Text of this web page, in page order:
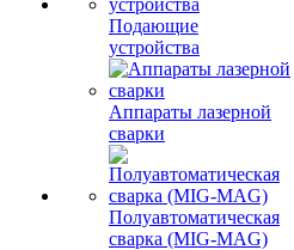
Подающие
устройства
Аппараты лазерной
сварки
Полуавтоматическая
сварка (MIG-MAG)